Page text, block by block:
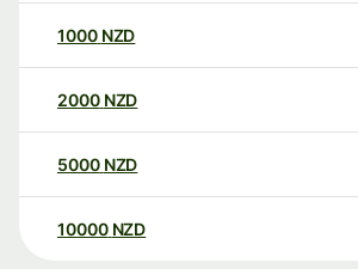
1000 NZD
2000 NZD
5000 NZD
10000 NZD